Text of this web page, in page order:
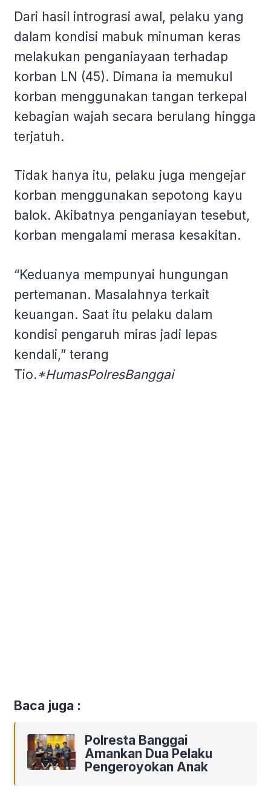
Dari hasil intrograsi awal, pelaku yang
dalam kondisi mabuk minuman keras
melakukan penganiayaan terhadap
korban LN (45). Dimana ia memukul
korban menggunakan tangan terkepal
kebagian wajah secara berulang hingga
terjatuh.
Tidak hanya itu, pelaku juga mengejar
korban menggunakan sepotong kayu
balok. Akibatnya penganiayan tesebut,
korban mengalami merasa kesakitan.
“Keduanya mempunyai hungungan
pertemanan. Masalahnya terkait
keuangan. Saat itu pelaku dalam
kondisi pengaruh miras jadi lepas
kendali,” terang
Tio.*HumasPolresBanggai
Baca juga :
Polresta Banggai
Amankan Dua Pelaku
Pengeroyokan Anak